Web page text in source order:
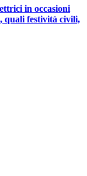
in occasioni
quali festività civili,